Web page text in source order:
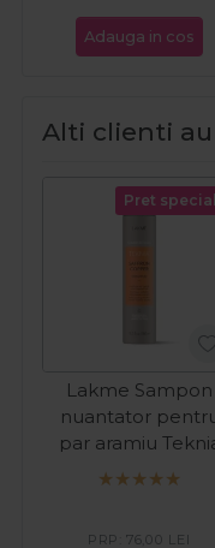
Adauga in cos
Alti clienti
Pret special
Lakme Sampon
nuantator
par aramiu
Refresh Saffron
PRP: 76,00 LEI